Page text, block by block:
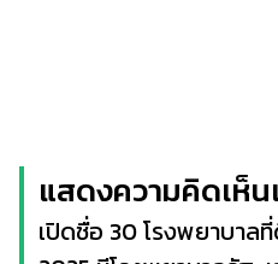
แสดงความคิดเห็น
เปิดชื่อ 30 โรงพยาบาล